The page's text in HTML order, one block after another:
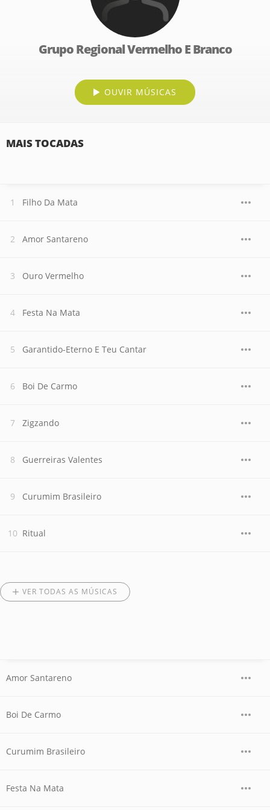
Grupo Regional Vermelho E Branco
OUVIR MÚSICAS
MAIS TOCADAS
Filho Da Mata
Amor Santareno
Ouro Vermelho
Festa Na Mata
Garantido-Eterno E Teu Cantar
Boi De Carmo
Zigzando
Guerreiras Valentes
Curumim Brasileiro
Ritual
VER TODAS AS MÚSICAS
Amor Santareno
Boi De Carmo
Curumim Brasileiro
Festa Na Mata